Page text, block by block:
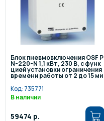
Блок пневмовключения OSF P
N-220-N 1,1 кВт, 230 В, с функ
цией установки ограничения
времени работы от 2 до 15 ми
нут
Код: 735771
В наличии
59474 р.